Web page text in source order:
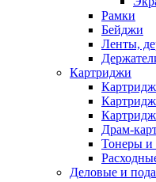
Рамки
Бейджи
Ленты,
Картриджи
Драм-
Тонеры и
Деловые и